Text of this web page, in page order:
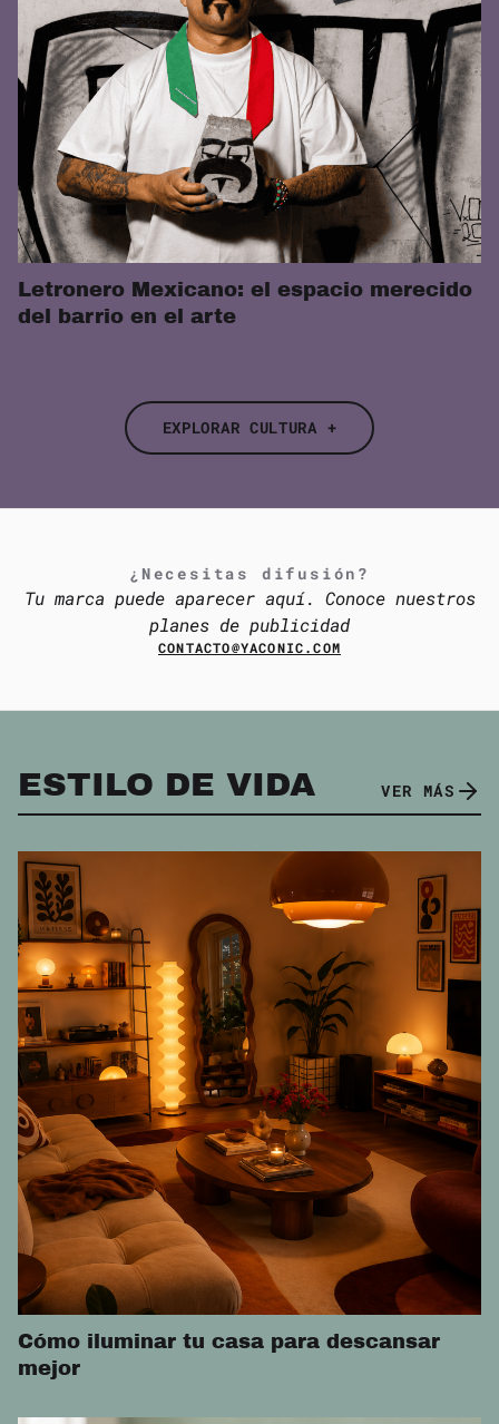
Letronero Mexicano: el espacio merecido
del barrio en el arte
EXPLORAR CULTURA +
¿Necesitas difusión?
Tu marca puede aparecer aquí. Conoce nuestros
planes de publicidad
CONTACTO@YACONIC.COM
ESTILO DE VIDA VER MÁS
Cómo iluminar tu casa para descansar
mejor